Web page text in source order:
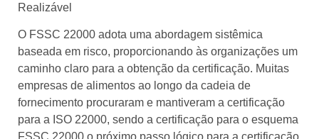
Realizável
O FSSC 22000 adota uma abordagem sistêmica
baseada em risco, proporcionando às organizações um
caminho claro para a obtenção da certificação. Muitas
empresas de alimentos ao longo da cadeia de
fornecimento procuraram e mantiveram a certificação
para a ISO 22000, sendo a certificação para o esquema